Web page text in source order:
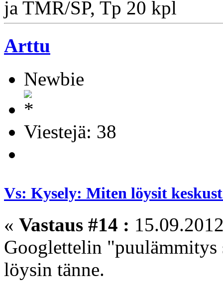
ja TMR/SP, Tp 20 kpl
Arttu
Newbie
Viestejä: 38
Vs: Kysely: Miten löysit
« Vastaus #14 :
Googlettelin "puulämmitys
löysin tänne.